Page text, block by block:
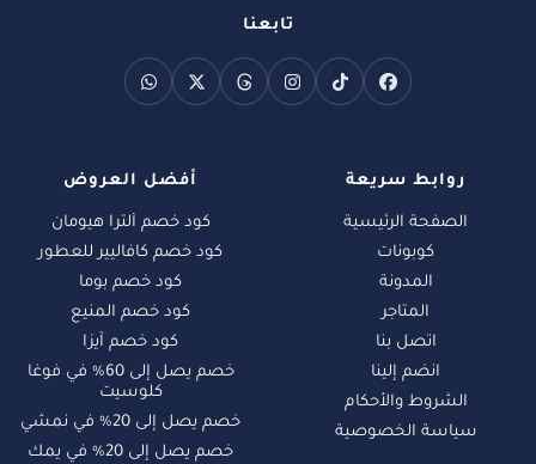
تابعنا
روابط سريعة
الصفحة الرئيسية
كوبونات
المدونة
المتاجر
اتصل بنا
انضم إلينا
الشروط والأحكام
سياسة الخصوصية
أفضل العروض
كود خصم ألترا هيومان
كود خصم كافاليير للعطور
كود خصم بوما
كود خصم المنيع
كود خصم آيزا
خصم يصل إلى 60% في فوغا
كلوسيت
خصم يصل إلى 20% في نمشي
خصم يصل إلى 20% في يمك